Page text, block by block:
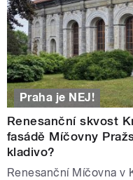
Praha je NEJ!
Renesanční skvost
fasádě Míčovny
kladivo?
Renesanční Míčovna v